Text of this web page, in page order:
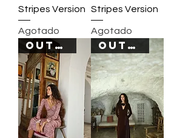
Stripes Version
Agotado
Stripes Version
Agotado
OUT OF STOCK OUT OF STOCK